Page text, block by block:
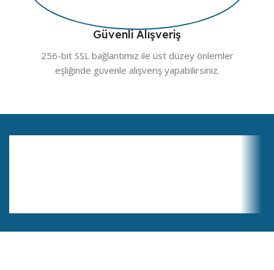
Güvenli Alışveriş
256-bit SSL bağlantımız ile üst düzey önlemler
eşliğinde güvenle alışveriş yapabilirsiniz.